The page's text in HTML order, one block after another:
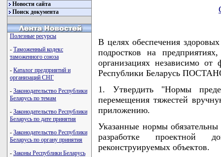
Новости сайта
Поиск документа
Полезные ресурсы
- Таможенный кодекс
таможенного союза
- Каталог предприятий и
организаций СНГ
- Законодательство Республики
Беларусь по темам
- Законодательство Республики
Беларусь по дате принятия
- Законодательство Республики
Беларусь по органу принятия
- Законы Республики Беларусь
В целях обеспечения
подростков на
организациях независимо от
Республики Беларусь
1. Утвердить "Нормы
перемещения тяжестей
приложению.
Указанные нормы
разработке проектной
реконструируемых объектов.